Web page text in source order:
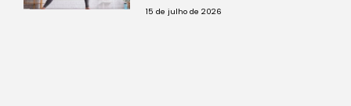
15 de julho de 2026